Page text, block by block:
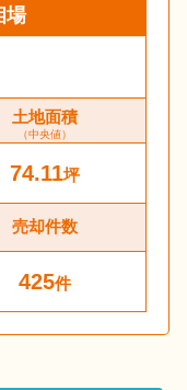
場
土地面積
（中央値）
74.11坪
売却件数
425件